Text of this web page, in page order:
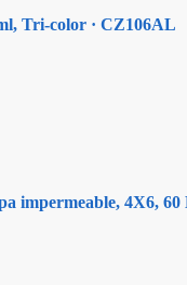
Tri-color · CZ106AL
impermeable, 4X6, 60